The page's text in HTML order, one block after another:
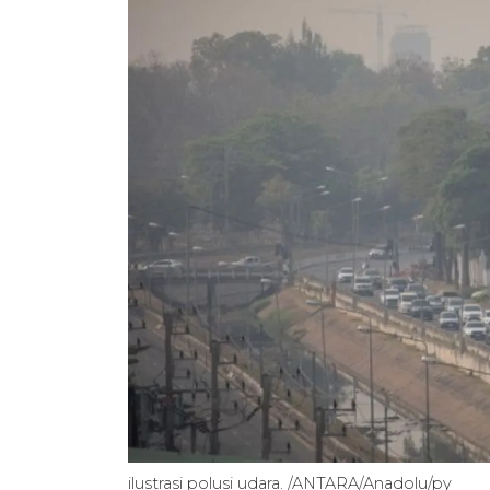
ilustrasi polusi udara. /ANTARA/Anadolu/py